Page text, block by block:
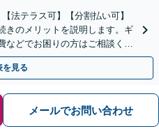
法テラス可】【分割払い可】
きのメリットを説明します。ギ
などでお困りの方はご相談くだ
生】
を見る
メールでお問い合わせ